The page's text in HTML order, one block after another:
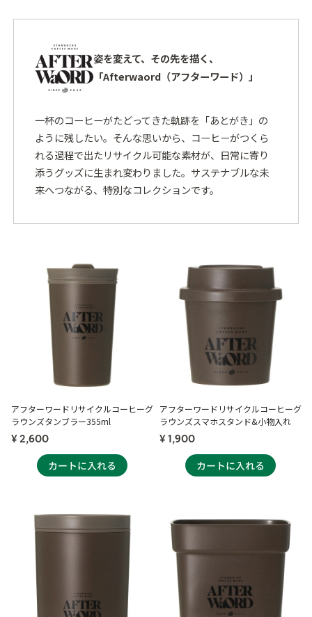
姿を変えて、その先を描く、
「Afterwaord（アフターワード）」
一杯のコーヒーがたどってきた軌跡を「あとがき」の
ように残したい。そんな思いから、コーヒーがつくら
れる過程で出たリサイクル可能な素材が、日常に寄り
添うグッズに生まれ変わりました。サステナブルな未
来へつながる、特別なコレクションです。
アフターワードリサイクルコーヒーグ
ラウンズタンブラー355ml
¥ 2,600
アフターワードリサイクルコーヒーグ
ラウンズスマホスタンド&小物入れ
¥ 1,900